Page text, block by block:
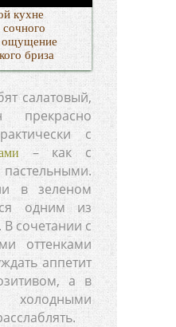
кухне
сочного
ощущение
бриза
салатовый,
с
– как с
в зеленом
одним из
сочетании с
оттенками
аппетит
а в
холодными